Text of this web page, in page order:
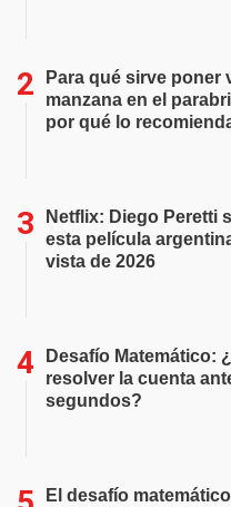
Para qué sirve poner
manzana en el
por qué lo
Netflix: Diego Peretti
esta película
vista de 2026
Desafío Matemático:
resolver la cuenta
segundos?
El desafío